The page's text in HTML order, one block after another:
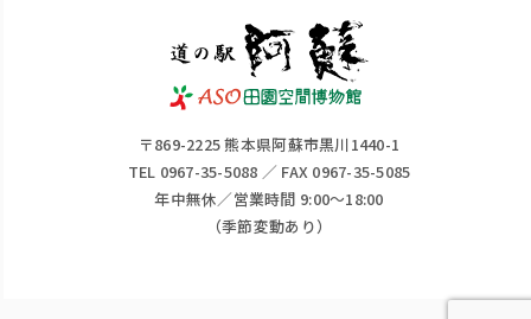
〒869-2225 熊本県阿蘇市黒川1440-1
TEL 0967-35-5088 ／ FAX 0967-35-5085
年中無休／営業時間 9:00～18:00
（季節変動あり）